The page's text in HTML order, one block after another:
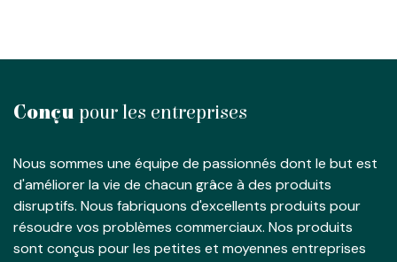
Conçu pour les entreprises
Nous sommes une équipe de passionnés dont le but est
d'améliorer la vie de chacun grâce à des produits
disruptifs. Nous fabriquons d'excellents produits pour
résoudre vos problèmes commerciaux. Nos produits
sont conçus pour les petites et moyennes entreprises